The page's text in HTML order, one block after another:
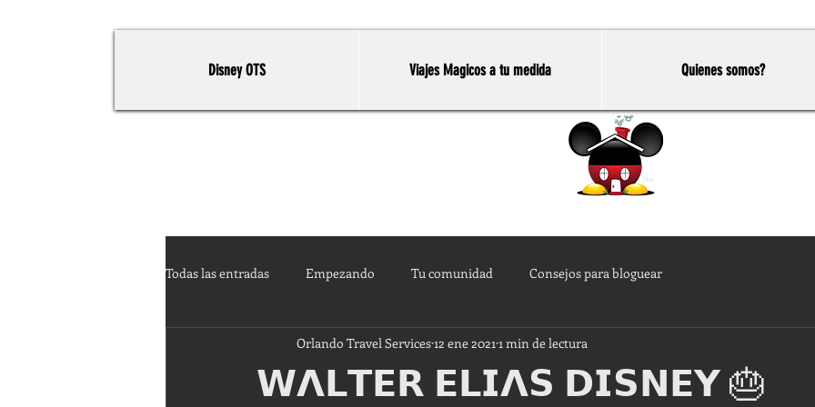
Disney OTS Viajes Magicos a tu medida Quienes somos?
Todas las entradas Empezando Tu comunidad Consejos para bloguear
𝗪𝝠𝗟𝗧𝗘𝗥 𝗘𝗟𝗜𝝠𝗦 𝗗𝗜𝗦𝗡𝗘𝗬 🎂
Orlando Travel Services12 ene 2021 1 min de lectura